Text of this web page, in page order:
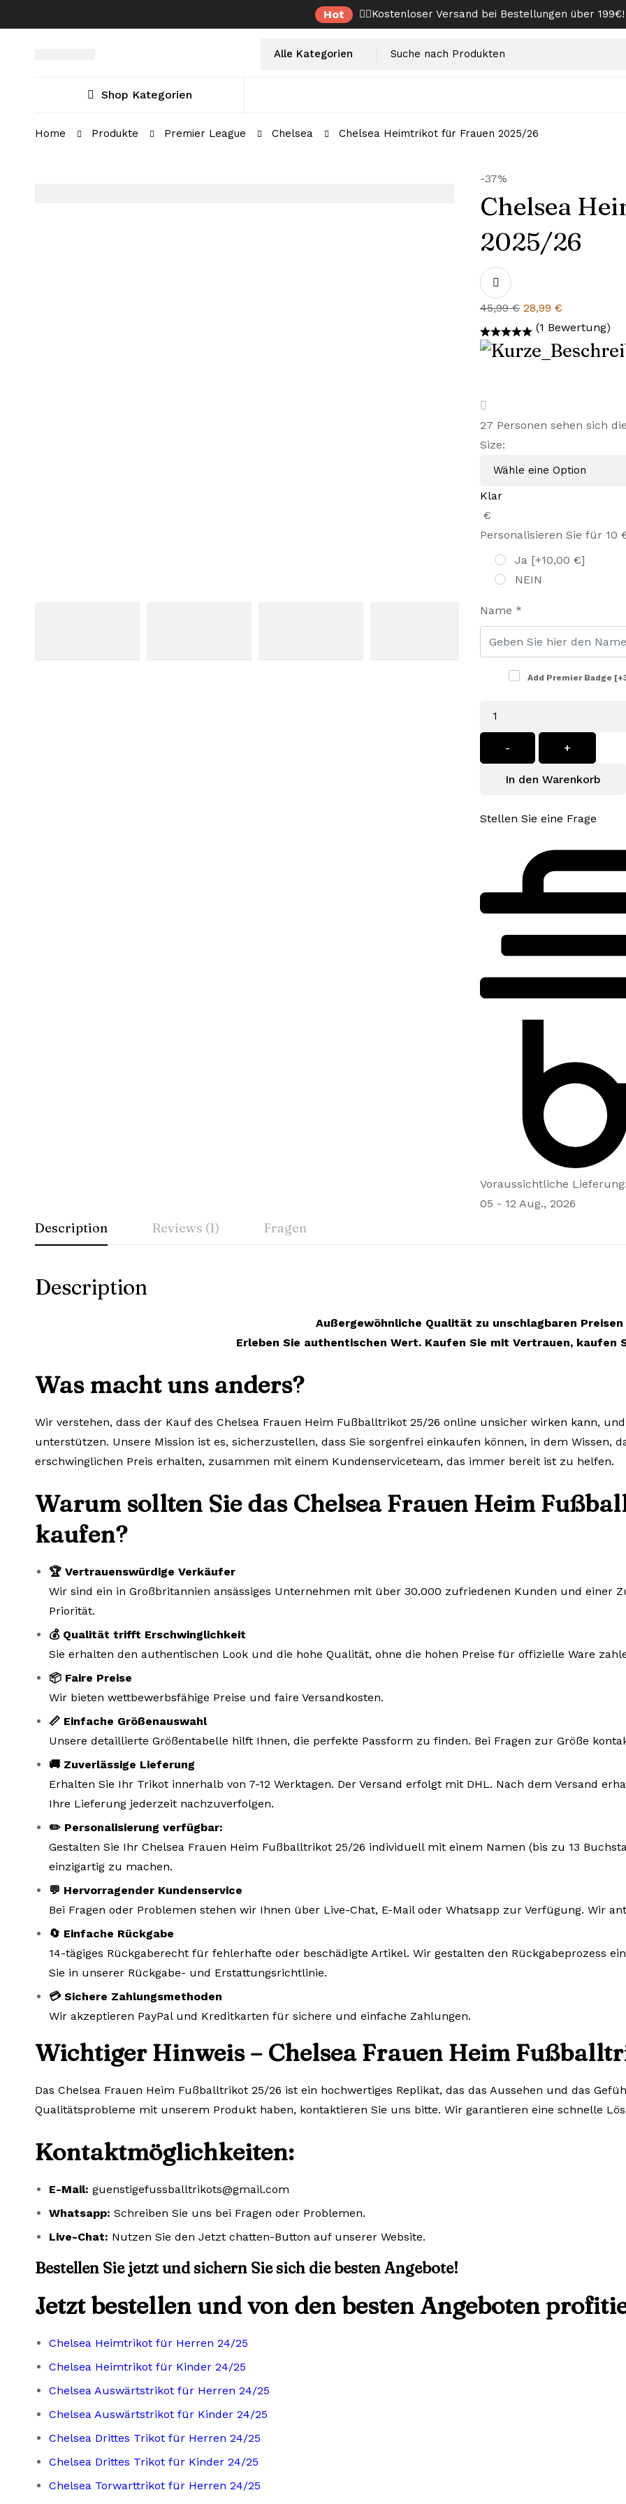
Hot ✌🏼Kostenloser Versand bei Bestellungen über 199€!
Select
Suche
Shop Kategorien
Home Produkte Premier League Chelsea Chelsea Heimtrikot für Frauen 2025/26
-37%
Chelsea
2025/26
45,99€ Ursprünglicher
Preis
war:
28,99 €
Preis
ist:
(1 Bewertung)
27 Personen sehen sich
Size:
Klar
€
Personalisieren Sie für 10
Ja [+10,00 €]
NEIN
Name *
Add Premier Badge
Menge
- +
In den Warenkorb
Stellen Sie eine Frage
Voraussichtliche
05 - 12 Aug., 2026
Description Reviews (1) Fragen
Description
Außergewöhnliche Qualität zu unschlagbaren Preisen
Erleben Sie authentischen Wert. Kaufen Sie mit Vertrauen, kaufen
Was macht uns anders?
Wir verstehen, dass der Kauf des Chelsea Frauen Heim Fußballtrikot 25/26 online unsicher wirken kann,
unterstützen. Unsere Mission ist es, sicherzustellen, dass Sie sorgenfrei einkaufen können, in dem Wissen,
erschwinglichen Preis erhalten, zusammen mit einem Kundenserviceteam, das immer bereit ist zu helfen.
Warum sollten Sie das Chelsea Frauen Heim
kaufen?
🏆 Vertrauenswürdige Verkäufer
Wir sind ein in Großbritannien ansässiges Unternehmen mit über 30.000 zufriedenen Kunden und einer
Priorität.
💰 Qualität trifft Erschwinglichkeit
Sie erhalten den authentischen Look und die hohe Qualität, ohne die hohen Preise für offizielle Ware
📦 Faire Preise
Wir bieten wettbewerbsfähige Preise und faire Versandkosten.
📏 Einfache Größenauswahl
Unsere detaillierte Größentabelle hilft Ihnen, die perfekte Passform zu finden. Bei Fragen zur Größe
🚚 Zuverlässige Lieferung
Erhalten Sie Ihr Trikot innerhalb von 7-12 Werktagen. Der Versand erfolgt mit DHL. Nach dem Versand
Ihre Lieferung jederzeit nachzuverfolgen.
✏️ Personalisierung verfügbar:
Gestalten Sie Ihr Chelsea Frauen Heim Fußballtrikot 25/26 individuell mit einem Namen (bis zu 13
einzigartig zu machen.
💬 Hervorragender Kundenservice
Bei Fragen oder Problemen stehen wir Ihnen über Live-Chat, E-Mail oder Whatsapp zur Verfügung. Wir
🔄 Einfache Rückgabe
14-tägiges Rückgaberecht für fehlerhafte oder beschädigte Artikel. Wir gestalten den Rückgabeprozess
Sie in unserer Rückgabe- und Erstattungsrichtlinie.
💳 Sichere Zahlungsmethoden
Wir akzeptieren PayPal und Kreditkarten für sichere und einfache Zahlungen.
Wichtiger Hinweis – Chelsea Frauen Heim
Das Chelsea Frauen Heim Fußballtrikot 25/26 ist ein hochwertiges Replikat, das das Aussehen und das
Qualitätsprobleme mit unserem Produkt haben, kontaktieren Sie uns bitte. Wir garantieren eine schnelle
Kontaktmöglichkeiten:
E-Mail: guenstigefussballtrikots@gmail.com
Whatsapp: Schreiben Sie uns bei Fragen oder Problemen.
Live-Chat: Nutzen Sie den Jetzt chatten-Button auf unserer Website.
Bestellen Sie jetzt und sichern Sie sich die besten Angebote!
Jetzt bestellen und von den besten Angeboten
Chelsea Heimtrikot für Herren 24/25
Chelsea Heimtrikot für Kinder 24/25
Chelsea Auswärtstrikot für Herren 24/25
Chelsea Auswärtstrikot für Kinder 24/25
Chelsea Drittes Trikot für Herren 24/25
Chelsea Drittes Trikot für Kinder 24/25
Chelsea Torwarttrikot für Herren 24/25